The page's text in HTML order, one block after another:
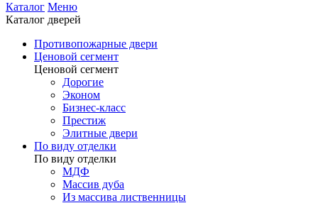
Каталог Меню
Каталог дверей
Противопожарные двери
Ценовой сегмент
Ценовой сегмент
Дорогие
Эконом
Бизнес-класс
Престиж
Элитные двери
По виду отделки
По виду отделки
МДФ
Массив дуба
Из массива лиственницы